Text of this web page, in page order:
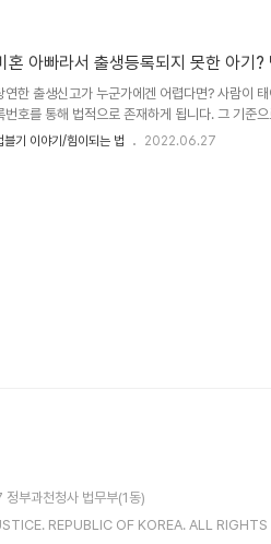
혼 아빠라서 출생등록되지 못한 아기
연한 출생신고가 누군가에겐 어렵다면? 사람이
번호를 통해 법적으로 존재하게 됩니다. 그 기준
하간 국민으로서 책임과 권리를 누리게 됩니다.
블기 이야기/힘이되는 법 2022.06.27
부과천청사 법무부(1동)
REPUBLIC OF KOREA. ALL RIGHTS